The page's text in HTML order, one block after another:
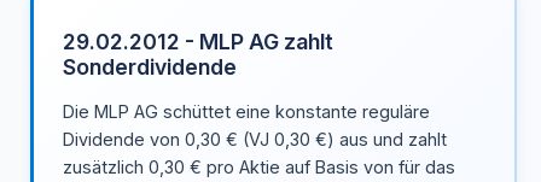
29.02.2012 - MLP AG zahlt
Sonderdividende
Die MLP AG schüttet eine konstante reguläre
Dividende von 0,30 € (VJ 0,30 €) aus und zahlt
zusätzlich 0,30 € pro Aktie auf Basis von für das